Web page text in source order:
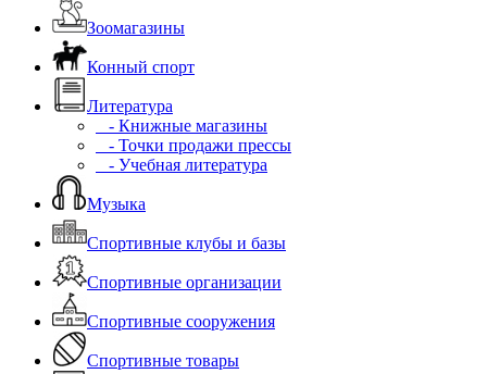
Зоомагазины
Конный спорт
Литература
- Книжные магазины
- Точки продажи прессы
- Учебная литература
Музыка
Спортивные клубы и базы
Спортивные организации
Спортивные сооружения
Спортивные товары